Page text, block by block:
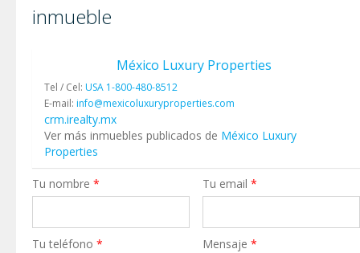
inmueble
México Luxury Properties
Tel / Cel: USA 1-800-480-8512
E-mail: info@mexicoluxuryproperties.com
crm.irealty.mx
Ver más inmuebles publicados de México Luxury
Properties
Tu nombre * Tu email*
Tu teléfono * Mensaje*